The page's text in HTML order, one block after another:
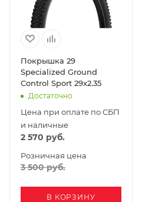
Покрышка 29
Specialized Ground
Control Sport 29x2.35
Достаточно
Цена при оплате по СБП
и наличные
2 570 руб.
Розничная цена
3 500руб.
В КОРЗИНУ